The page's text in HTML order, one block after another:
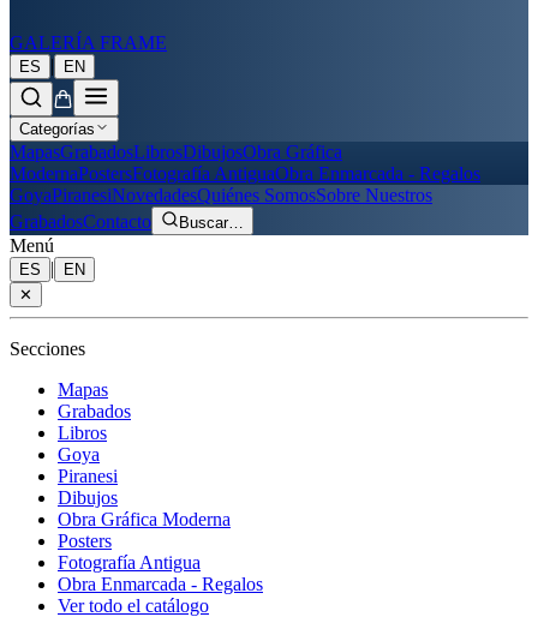
GALERÍA FRAME
ES | EN
Categorías
MapasGrabadosLibrosDibujosObra Gráfica
ModernaPostersFotografía AntiguaObra Enmarcada - Regalos
GoyaPiranesiNovedadesQuiénes SomosSobre Nuestros
GrabadosContacto Buscar…
Menú
ES |
EN
✕
Secciones
Mapas
Grabados
Libros
Goya
Piranesi
Dibujos
Obra Gráfica Moderna
Posters
Fotografía Antigua
Obra Enmarcada - Regalos
Ver todo el catálogo